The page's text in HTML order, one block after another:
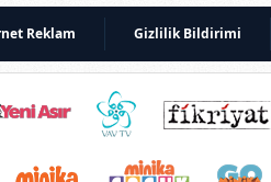
Reklam Gizlilik Bildirimi